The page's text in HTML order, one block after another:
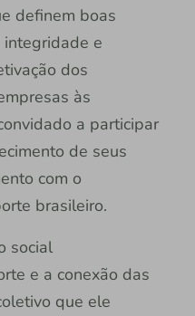
definem boas
integridade e
dos
às
a participar
de seus
com o
brasileiro.
social
e a conexão das
que ele